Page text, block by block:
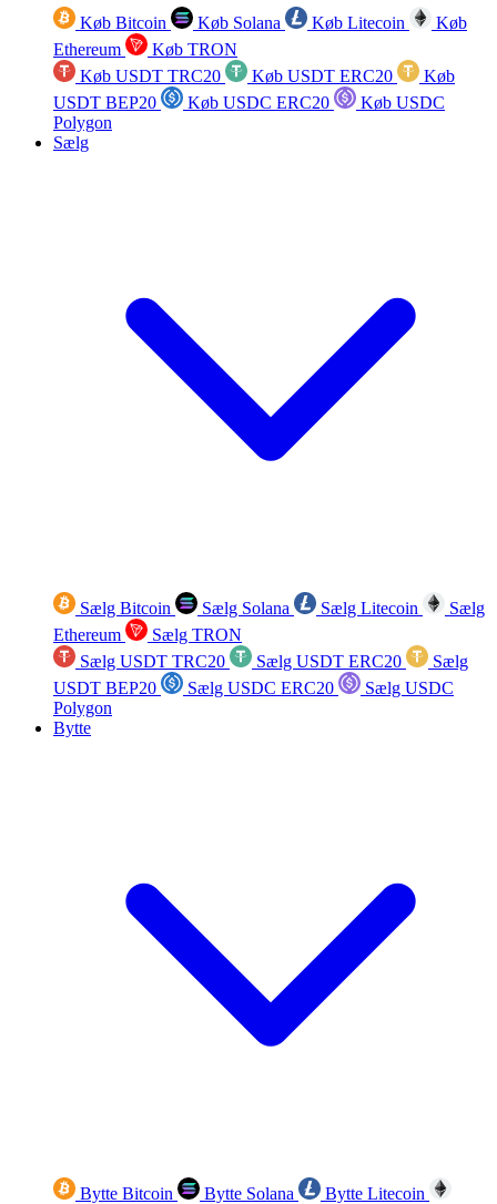
Køb Bitcoin Køb Solana Køb Litecoin
Køb
Ethereum
Køb TRON
Køb USDT TRC20
Køb USDT ERC20
Køb
USDT BEP20
Køb USDC ERC20
Køb USDC
Polygon
Sælg
Sælg Bitcoin Sælg Solana Sælg Litecoin
Sælg
Ethereum
Sælg TRON
Sælg USDT TRC20
Sælg USDT ERC20
Sælg
USDT BEP20
Sælg USDC ERC20
Sælg USDC
Polygon
Bytte
Bytte Bitcoin Bytte Solana
Bytte Litecoin